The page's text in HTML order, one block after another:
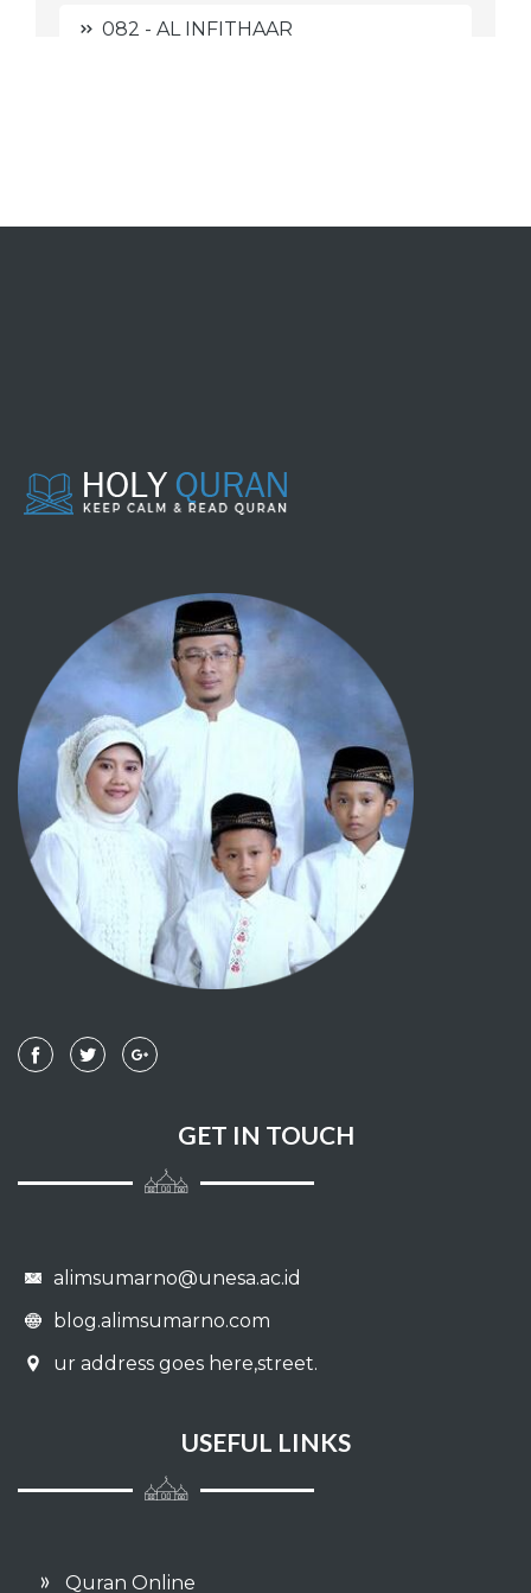
082 - AL INFITHAAR
090 - AL BALAD
093 - ADH DHUHAA
094 - ALAM NASYRAH
095 - AL TIIN
096 - AL 'ALAQ
097 - AL QADR
098 - AL BAYYINAH
099 - AL ZALZALAH
100 - AL 'AADIYAAT
102 - AT TAKAATSUR
103 - AL 'ASHR
105 - AL FIIL
106 - QURAISY
108 - AL KAUTSAR
GET IN TOUCH
alimsumarno@unesa.ac.id
blog.alimsumarno.com
ur address goes here,street.
USEFUL LINKS
Quran Online